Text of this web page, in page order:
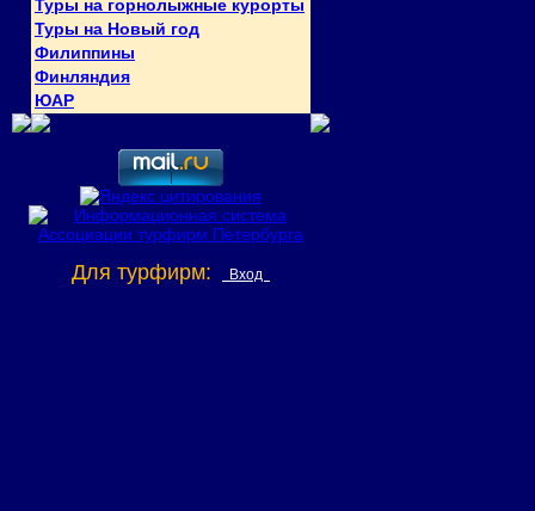
Туры на горнолыжные курорты
Туры на Новый год
Филиппины
Финляндия
ЮАР
Для турфирм: Вход